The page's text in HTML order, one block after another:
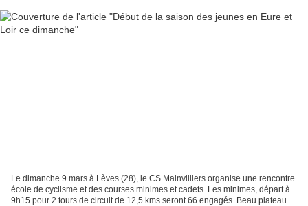
Le dimanche 9 mars à Lèves (28), le CS Mainvilliers organise une rencontre
école de cyclisme et des courses minimes et cadets. Les minimes, départ à
9h15 pour 2 tours de circuit de 12,5 kms seront 66 engagés. Beau plateau